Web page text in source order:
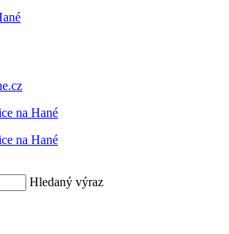
na Hané
na Hané
Hledaný výraz